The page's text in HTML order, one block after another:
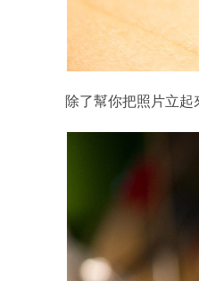
除了幫你把照片立